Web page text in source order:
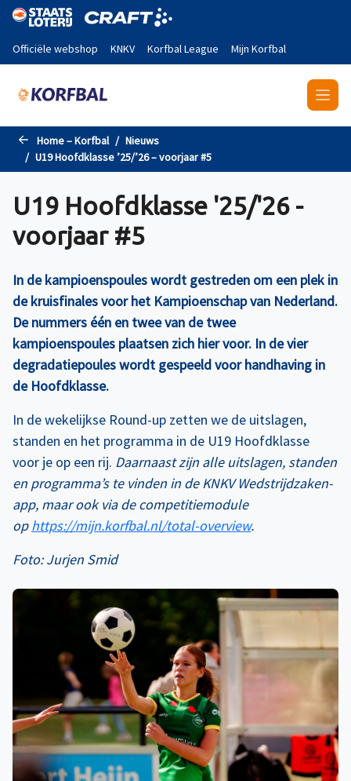
Naar de hoofdinhoud gaan
Officiële webshop KNKV Korfbal League Mijn Korfbal
Home – Korfbal
Nieuws
U19 Hoofdklasse ’25/’26 – voorjaar #5
U19 Hoofdklasse '25/'26 -
voorjaar #5
In de kampioenspoules wordt gestreden om een plek in
de kruisfinales voor het Kampioenschap van Nederland.
De nummers één en twee van de twee
kampioenspoules plaatsen zich hier voor. In de vier
degradatiepoules wordt gespeeld voor handhaving in
de Hoofdklasse.
In de wekelijkse Round-up zetten we de uitslagen,
standen en het programma in de U19 Hoofdklasse
voor je op een rij. Daarnaast zijn alle uitslagen, standen
en programma’s te vinden in de KNKV Wedstrijdzaken-
app, maar ook via de competitiemodule
ophttps://mijn.korfbal.nl/total-overview.
Foto: Jurjen Smid